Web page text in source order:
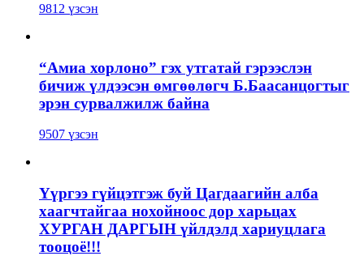
9812 үзсэн
“Амиа хорлоно” гэх утгатай гэрээслэн
бичиж үлдээсэн өмгөөлөгч Б.Баасанцогтыг
эрэн сурвалжилж байна
9507 үзсэн
Үүргээ гүйцэтгэж буй Цагдаагийн алба
хаагчтайгаа нохойноос дор харьцах
ХУРГАН ДАРГЫН үйлдэлд хариуцлага
тооцоё!!!